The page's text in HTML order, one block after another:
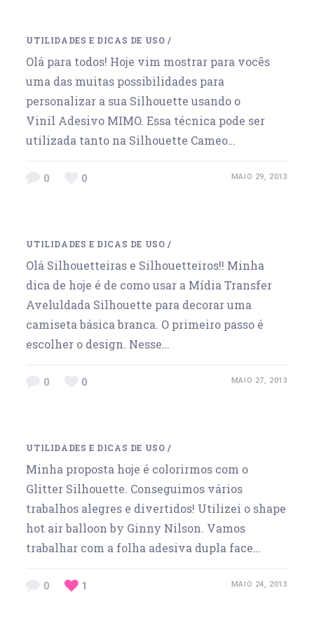
UTILIDADES E DICAS DE USO /
Olá para todos! Hoje vim mostrar para vocês
uma das muitas possibilidades para
personalizar a sua Silhouette usando o
Vinil Adesivo MIMO. Essa técnica pode ser
utilizada tanto na Silhouette Cameo…
0 0 MAIO 29, 2013
UTILIDADES E DICAS DE USO /
Olá Silhouetteiras e Silhouetteiros!! Minha
dica de hoje é de como usar a Mídia Transfer
Aveluldada Silhouette para decorar uma
camiseta básica branca. O primeiro passo é
escolher o design. Nesse…
0 0 MAIO 27, 2013
UTILIDADES E DICAS DE USO /
Minha proposta hoje é colorirmos com o
Glitter Silhouette. Conseguimos vários
trabalhos alegres e divertidos! Utilizei o shape
hot air balloon by Ginny Nilson. Vamos
trabalhar com a folha adesiva dupla face…
0 1 MAIO 24, 2013